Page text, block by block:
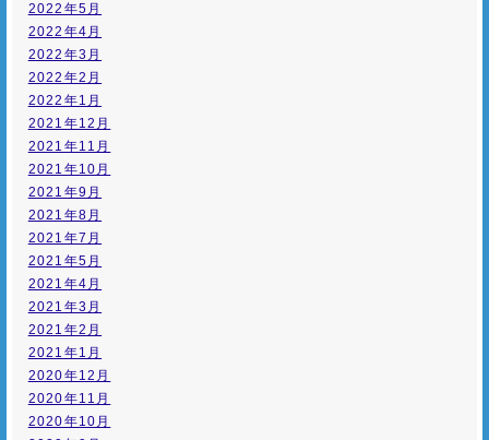
2022年5月
2022年4月
2022年3月
2022年2月
2022年1月
2021年12月
2021年11月
2021年10月
2021年9月
2021年8月
2021年7月
2021年5月
2021年4月
2021年3月
2021年2月
2021年1月
2020年12月
2020年11月
2020年10月